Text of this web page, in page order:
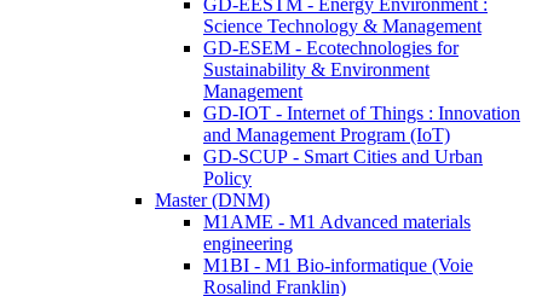
GD-EESTM - Energy Environment :
Science Technology & Management
GD-ESEM - Ecotechnologies for
Sustainability & Environment
Management
GD-IOT - Internet of Things : Innovation
and Management Program (IoT)
GD-SCUP - Smart Cities and Urban
Policy
Master (DNM)
M1AME - M1 Advanced materials
engineering
M1BI - M1 Bio-informatique (Voie
Rosalind Franklin)